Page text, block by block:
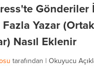
Gönderiler
Yazar (Ortak
Nasıl Eklenir
tarafından | Okuyucu